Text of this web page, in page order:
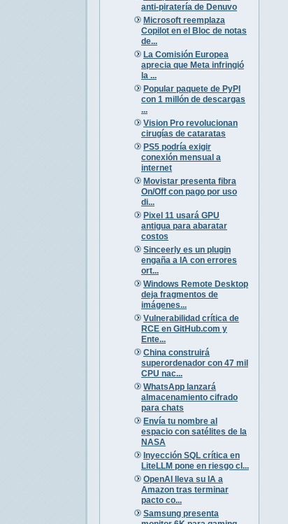
anti-piratería de Denuvo
Microsoft reemplaza
Copilot en el Bloc de notas
de...
La Comisión Europea
aprecia que Meta infringió
la ...
Popular paquete de PyPI
con 1 millón de descargas
...
Vision Pro revolucionan
cirugías de cataratas
PS5 podría exigir
conexión mensual a
internet
Movistar presenta fibra
On/Off con pago por uso
di...
Pixel 11 usará GPU
antigua para abaratar
costos
Sinceerly es un plugin
engaña a IA con errores
ort...
Windows Remote Desktop
deja fragmentos de
imágenes...
Vulnerabilidad crítica de
RCE en GitHub.com y
Ente...
China construirá
superordenador con 47 mil
CPU nac...
WhatsApp lanzará
almacenamiento cifrado
para chats
Envía tu nombre al
espacio con satélites de la
NASA
Inyección SQL crítica en
LiteLLM pone en riesgo cl...
OpenAI lleva su IA a
Amazon tras terminar
pacto co...
Samsung presenta